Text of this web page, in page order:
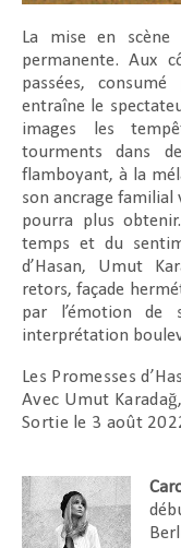
La mise en scène
permanente. Aux
passées,
entraîne le
images les
tourments dans
flamboyant, à la
son ancrage familial
pourra plus
temps et du
d’Hasan, Umut
retors, façade
par l’émotion de
interprétation
Les Promesses
Avec Umut
Sortie le 3 août